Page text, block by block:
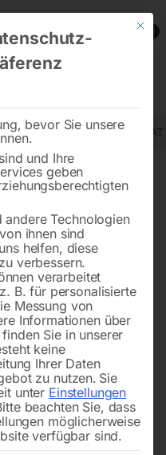
0
Trockensauger flexCAT
Mit
bevor Sie unsere
und Ihre
geben
Technologien
ihnen sind
helfen, diese
verbessern.
verarbeitet
B. für personalisierte
Messung von
Informationen über
Sie in unserer
keine
Ihrer Daten
zu nutzen. Sie
unter Einstellungen
beachten Sie, dass
möglicherweise
verfügbar sind.